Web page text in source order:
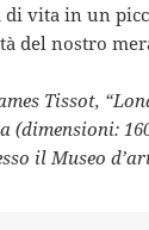
vita in un
del nostro
Tissot,
(dimensioni:
il Museo